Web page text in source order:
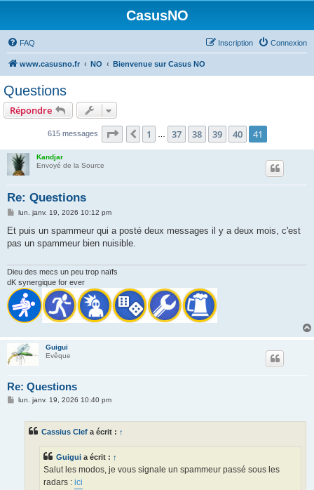
CasusNO
FAQ Connexion
Inscription
www.casusno.fr NO Bienvenue sur Casus NO
Questions
Répondre
615 messages Page 41 sur 41
Précédent
1 37 38 39 40 41
Kandjar
Envoyé de la Source
Re: Questions
M
s
a
lun. janv. 19, 2026 10:12 pm
Et puis un spammeur qui a posté deux messages il y a deux mois, c'est
pas un spammeur bien nuisible.
Dieu des mecs un peu trop naïfs
dK synergique for ever
Guigui
Evêque
Re: Questions
Mlun. janv. 19, 2026 10:40 pm
Cassius Clef a écrit : ↑
Guigui a écrit : ↑
Salut les modos, je vous signale un spammeur passé sous les
radars : ici